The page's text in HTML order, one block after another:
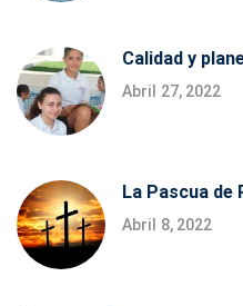
Calidad y
Abril 27, 2022
La Pascua de
Abril 8, 2022